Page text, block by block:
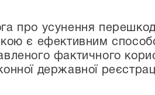
про усунення
є ефективним
фактичного
державної